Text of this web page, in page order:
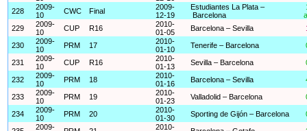
228
2009-
10
CWC Final
2009-
12-19
Estudiantes La Plata –
Barcelona
229
2009-
10
CUP R16
2010-
01-05
Barcelona – Sevilla
230
2009-
10
PRM 17
2010-
01-10
Tenerife – Barcelona
231
2009-
10
CUP R16
2010-
01-13
Sevilla – Barcelona
232
2009-
10
PRM 18
2010-
01-16
Barcelona – Sevilla
233
2009-
10
PRM 19
2010-
01-23
Valladolid – Barcelona
234
2009-
10
PRM 20
2010-
01-30
Sporting de Gijón – Barcelona
2009-
2010-